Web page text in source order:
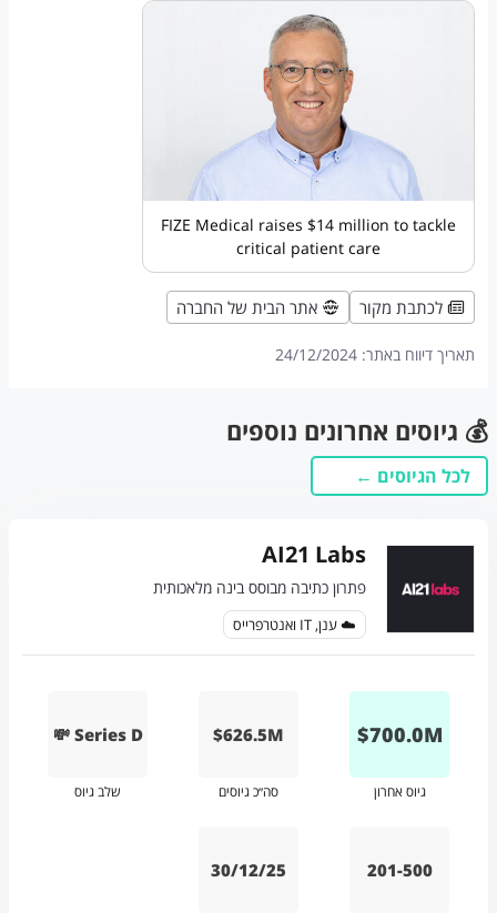
FIZE Medical raises $14 million to tackle
critical patient care
לכתבת מקור אתר הבית של החברה
תאריך דיווח באתר: 24/12/2024
💰 גיוסים אחרונים נוספים
לכל הגיוסים ←
AI21 Labs
פתרון כתיבה מבוסס בינה מלאכותית
☁️ ענן, IT ואנטרפרייס
M
700.0
$
גיוס אחרון
$626.5M
סה״כ גיוסים
💸 Series D
שלב גיוס
201-500
30/12/25